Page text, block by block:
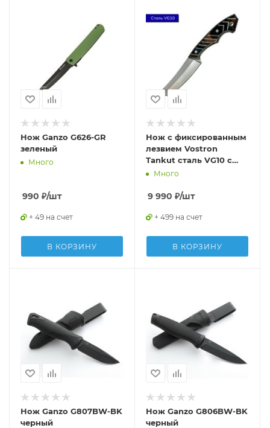
Нож Ganzo G626-GR
зеленый
Много
990 ₽/шт
+ 49 на счет
В КОРЗИНУ
Нож с фиксированным
лезвием Vostron
Tankut сталь VG10 с
ножнами из кайдекса
Много
9 990 ₽/шт
+ 499 на счет
В КОРЗИНУ
Нож Ganzo G807BW-BK
черный
Нож Ganzo G806BW-BK
черный